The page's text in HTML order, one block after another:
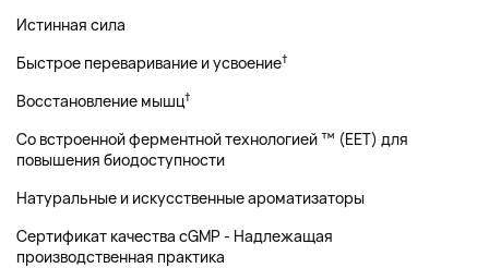
Истинная сила
Быстрое переваривание и усвоение†
Восстановление мышц†
Со встроенной ферментной технологией ™ (EET) для
повышения биодоступности
Натуральные и искусственные ароматизаторы
Сертификат качества cGMP - Надлежащая
производственная практика